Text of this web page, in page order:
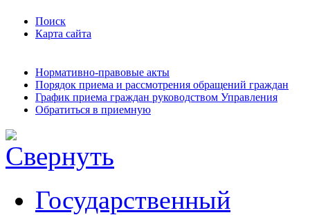
Поиск
Карта сайта
Нормативно-правовые акты
Порядок приема и рассмотрения обращений граждан
График приема граждан руководством Управления
Обратиться в приемную
Государственный